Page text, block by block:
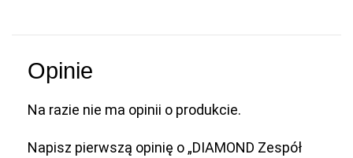
Opinie
Na razie nie ma opinii o produkcie.
Napisz pierwszą opinię o „DIAMOND Zespół